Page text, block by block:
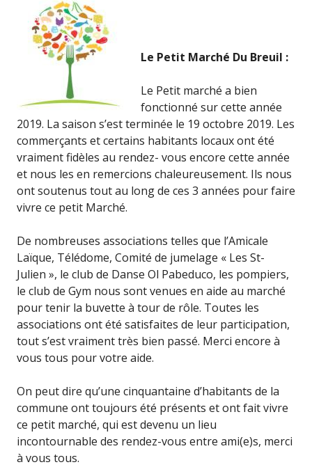
Le Petit Marché Du Breuil :
Le Petit marché a bien
fonctionné sur cette année
2019. La saison s’est terminée le 19 octobre 2019. Les
commerçants et certains habitants locaux ont été
vraiment fidèles au rendez- vous encore cette année
et nous les en remercions chaleureusement. Ils nous
ont soutenus tout au long de ces 3 années pour faire
vivre ce petit Marché.
De nombreuses associations telles que l’Amicale
Laïque, Télédome, Comité de jumelage « Les St-
Julien », le club de Danse Ol Pabeduco, les pompiers,
le club de Gym nous sont venues en aide au marché
pour tenir la buvette à tour de rôle. Toutes les
associations ont été satisfaites de leur participation,
tout s’est vraiment très bien passé. Merci encore à
vous tous pour votre aide.
On peut dire qu’une cinquantaine d’habitants de la
commune ont toujours été présents et ont fait vivre
ce petit marché, qui est devenu un lieu
incontournable des rendez-vous entre ami(e)s, merci
à vous tous.